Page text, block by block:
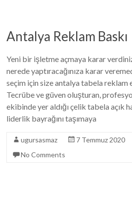
Antalya Reklam Baskı
Yeni bir işletme açmaya karar
nerede yaptıracağınıza karar
seçim için size antalya tabela reklam
Tecrübe ve güven oluşturan,
ekibinde yer aldığı çelik tabela açık
liderlik bayrağını taşımaya
ugursasmaz 7 Temmuz 2020
No Comments